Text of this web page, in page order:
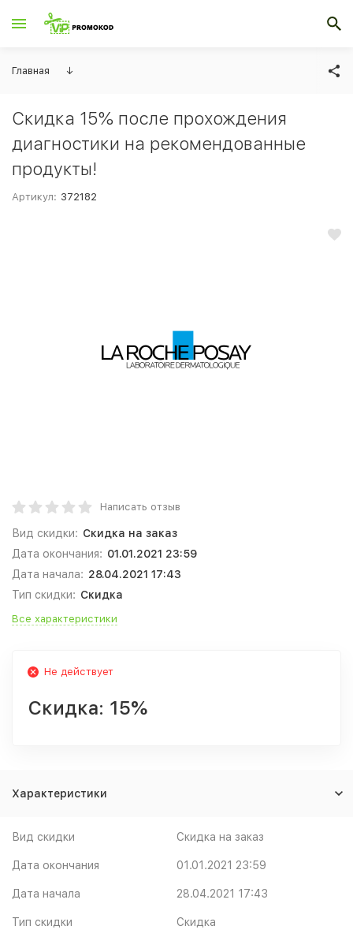
Главная ↓
Скидка 15% после прохождения
диагностики на рекомендованные
продукты!
Артикул: 372182
Написать отзыв
Вид скидки: Скидка на заказ
Дата окончания: 01.01.2021 23:59
Дата начала: 28.04.2021 17:43
Тип скидки: Скидка
Все характеристики
Не действует
Скидка: 15%
Характеристики
Вид скидки Скидка на заказ
Дата окончания 01.01.2021 23:59
Дата начала 28.04.2021 17:43
Тип скидки Скидка